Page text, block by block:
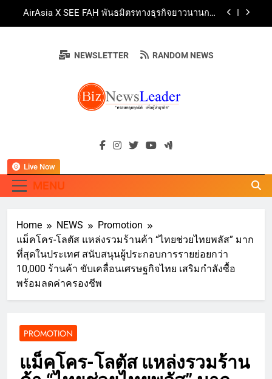
20 ปี ต่อยอดเสิร์ฟความอร่อย ยกเมนูระดับตำนาน
“ข้าวหน้าไก่ราชวงศ์” พุ่งทะยานสู่น่านฟ้า
ททท. ร่วมมือกับ จุฬาลงกรณ์มหาวิทยาลัย จัดสัมมนา
ธุรกิจท่องเที่ยวไทย “ขายได้ ขายดี ขายนาน”
บ้านหนองสองห้องจัดใหญ่ “แห่เทียนพรรษา – ผ้าป่า
แนวคิด “90 วัน เก็บแต้มสุขภาพดี สิ่งดีๆ จะเกิดขึ้น”
Guangzhou Yinghao School Unveils Vision for
Future-Ready Education
AirAsia X SEE FAH พันธมิตรทางธุรกิจยาวนานกว่า
ทางวิชาการและการตลาดเชิงรุก แนะเคล็ดลับปรับ
BIZNEWSLEADER
"ครอบคลุมทุกมิติ เพื่อ…ผู้นำธุรกิจ"
NEWSLETTER RANDOM NEWS
MENU
Live Now
Home NEWS
Promotion
แม็คโคร-โลตัส แหล่งรวมร้านค้า “ไทยช่วยไทยพลัส” มาก
ที่สุดในประเทศ สนับสนุนผู้ประกอบการรายย่อยกว่า
10,000 ร้านค้า ขับเคลื่อนเศรษฐกิจไทย เสริมกำลังซื้อ
พร้อมลดค่าครองชีพ
PROMOTION
แม็คโคร-โลตัส แหล่งรวมร้าน